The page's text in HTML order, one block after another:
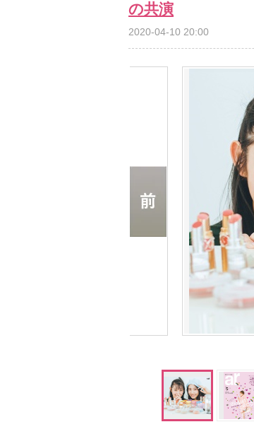
の共演
2020-04-10 20:00